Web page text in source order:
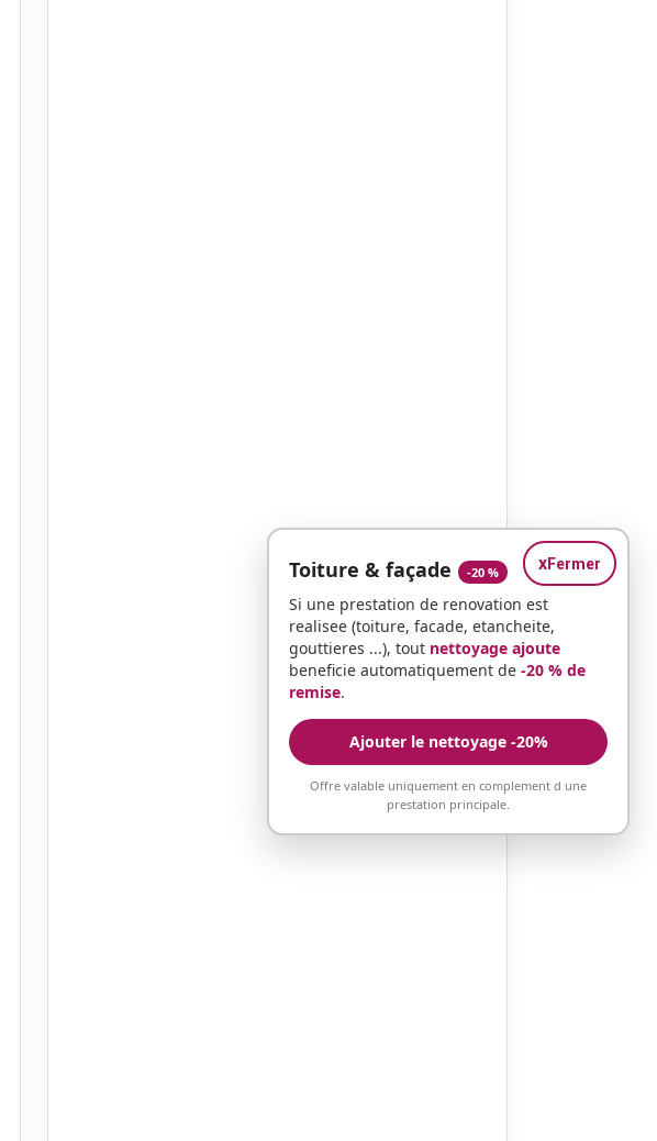
xFermer
Toiture & façade -20 %
Si une prestation de renovation est
realisee (toiture, facade, etancheite,
gouttieres ...), tout nettoyage ajoute
beneficie automatiquement de -20 % de
remise.
Ajouter le nettoyage -20%
Offre valable uniquement en complement d une
prestation principale.